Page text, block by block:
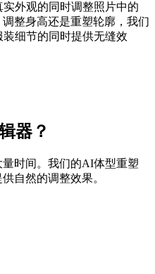
外观的同时调整照片中的
整身高还是重塑轮廓，我们
细节的同时提供无缝效
器？
时间。我们的AI体型重塑
自然的调整效果。